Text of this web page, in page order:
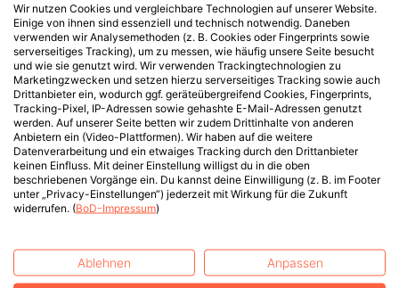
Wir nutzen Cookies und vergleichbare Technologien auf unserer Website.
Einige von ihnen sind essenziell und technisch notwendig. Daneben
verwenden wir Analysemethoden (z. B. Cookies oder Fingerprints sowie
serverseitiges Tracking), um zu messen, wie häufig unsere Seite besucht
und wie sie genutzt wird. Wir verwenden Trackingtechnologien zu
Marketingzwecken und setzen hierzu serverseitiges Tracking sowie auch
Drittanbieter ein, wodurch ggf. geräteübergreifend Cookies, Fingerprints,
Tracking-Pixel, IP-Adressen sowie gehashte E-Mail-Adressen genutzt
werden. Auf unserer Seite betten wir zudem Drittinhalte von anderen
Anbietern ein (Video-Plattformen). Wir haben auf die weitere
Datenverarbeitung und ein etwaiges Tracking durch den Drittanbieter
keinen Einfluss. Mit deiner Einstellung willigst du in die oben
beschriebenen Vorgänge ein. Du kannst deine Einwilligung (z. B. im Footer
unter „Privacy-Einstellungen“) jederzeit mit Wirkung für die Zukunft
widerrufen. (BoD-Impressum)
Ablehnen Anpassen